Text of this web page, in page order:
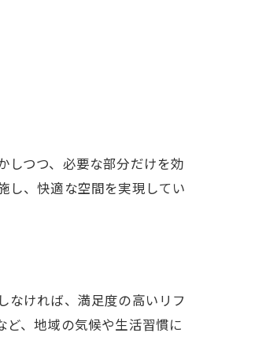
しつつ、必要な部分だけを効
し、快適な空間を実現してい
なければ、満足度の高いリフ
、地域の気候や生活習慣に